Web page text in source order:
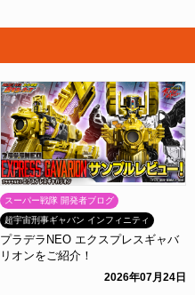
スーパー戦隊 開発者ブログ
超宇宙刑事ギャバン インフィニティ
プラデラNEO エクスプレスギャバ
リオンをご紹介！
2026年07月24日